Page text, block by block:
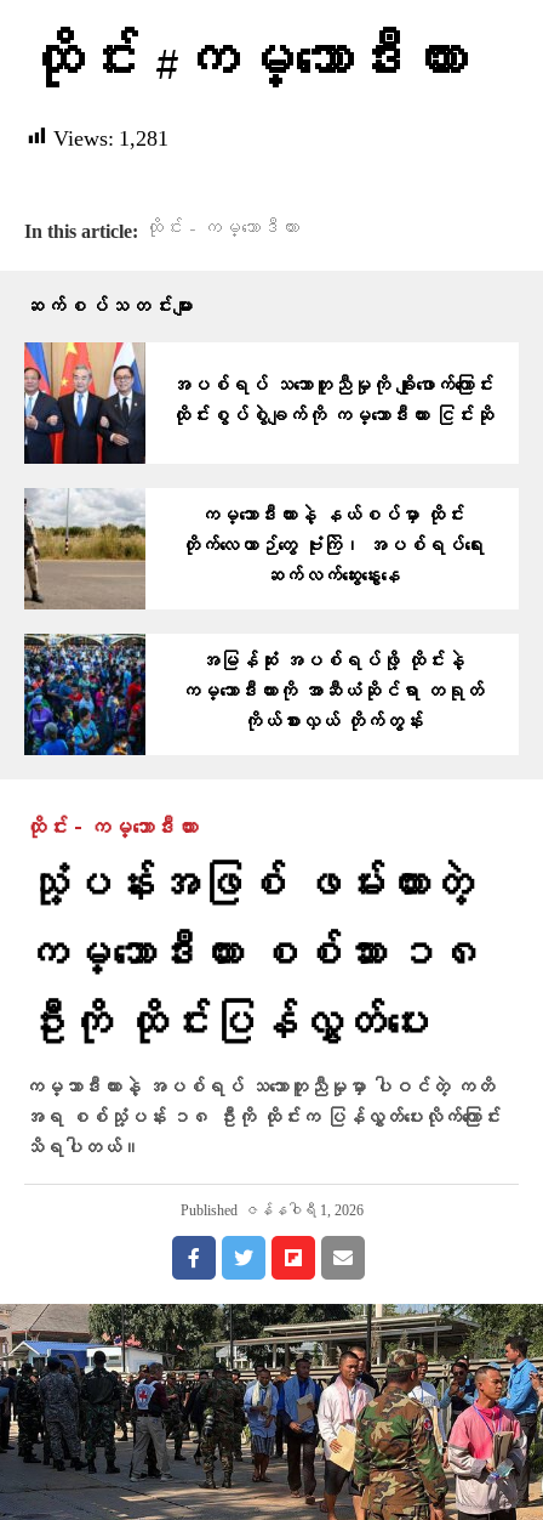
ထိုင်း #ကမ္ဘောဒီးယား
Views: 1,281
In this article: ထိုင်း - ကမ္ဘောဒီယား
ဆက်စပ်သတင်းများ
အပစ်ရပ် သဘောတူညီမှုကို ချိုးဖောက်ကြောင်း
ထိုင်းစွပ်စွဲချက်ကို ကမ္ဘောဒီးယား ငြင်းဆို
ကမ္ဘောဒီးယားနဲ့ နယ်စပ်မှာ ထိုင်း
တိုက်လေယာဉ်တွေ ဗုံးကြဲ၊ အပစ်ရပ်ရေး
ဆက်လက်ဆွေးနွေးနေ
အမြန်ဆုံး အပစ်ရပ်ဖို့ ထိုင်းနဲ့
ကမ္ဘောဒီးယားကို အာဆီယံဆိုင်ရာ တရုတ်
ကိုယ်စားလှယ် တိုက်တွန်း
ထိုင်း - ကမ္ဘောဒီးယား
သုံ့ပန်းအဖြစ် ဖမ်းထားတဲ့
ကမ္ဘောဒီးယား စစ်သား ၁၈
ဦးကို ထိုင်းပြန်လွှတ်ပေး
ကမ္ဘာဒီးယားနဲ့ အပစ်ရပ် သဘောတူညီမှုမှာ ပါဝင်တဲ့ ကတိ
အရ စစ်သုံ့ပန်း ၁၈ ဦးကို ထိုင်းက ပြန်လွှတ်ပေးလိုက်ကြောင်း
သိရပါတယ်။
Published ဇန်နဝါရီ 1, 2026